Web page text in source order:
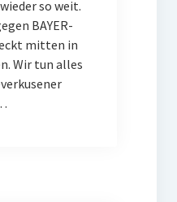
so weit.
BAYER-
mitten in
Wir tun alles